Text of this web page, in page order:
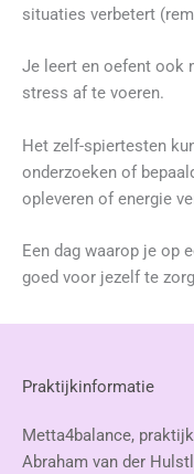
situaties verbetert
Je leert en oefent ook
stress af te voeren.
Het zelf-spiertesten
onderzoeken of
opleveren of energie
Een dag waarop je op
goed voor jezelf te
Praktijkinformatie
Metta4balance,
Abraham van der